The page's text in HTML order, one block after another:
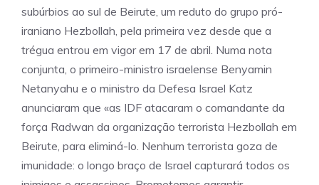
subúrbios ao sul de Beirute, um reduto do grupo pró-
iraniano Hezbollah, pela primeira vez desde que a
trégua entrou em vigor em 17 de abril. Numa nota
conjunta, o primeiro-ministro israelense Benyamin
Netanyahu e o ministro da Defesa Israel Katz
anunciaram que «as IDF atacaram o comandante da
força Radwan da organização terrorista Hezbollah em
Beirute, para eliminá-lo. Nenhum terrorista goza de
imunidade: o longo braço de Israel capturará todos os